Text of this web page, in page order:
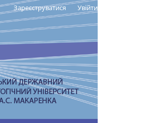
Зареєструватися Увійти